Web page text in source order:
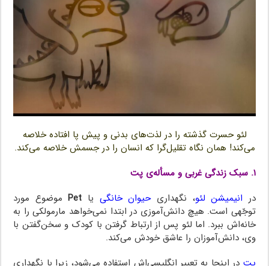
لئو حسرت گذشته را در لذت‌های بدنی و پیش‌ پا افتاده خلاصه
می‌کند! همان نگاه تقلیل‌گرا که انسان را در جسمش خلاصه می‌کند.
۱. سبک زندگی غربی و مسأله‌ی پت
در انیمیشن لئو، نگهداریحیوان خانگی یا Petموضوع مورد
توجّهی است. هیچ دانش‌آموزی در ابتدا نمی‌خواهد مارمولکی را به
خانه‌اش ببرد. اما لئو پس از ارتباط گرفتن با کودک و سخن‌گفتن با
وی، دانش‌آموزان را عاشق خودش می‌کند.
پِت در اینجا به تعبیر انگلیسی‌اش استفاده می‌شود، زیرا با نگهداری